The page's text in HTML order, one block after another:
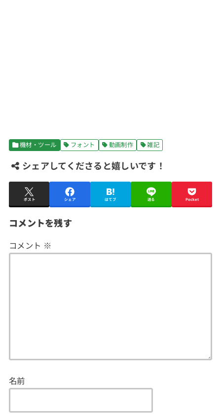
機材・ツール フォント 動画制作 雑記
シェアしてくださると嬉しいです！
ポスト シェア はてブ 送る Pocket
コメントを残す
コメント ※
名前